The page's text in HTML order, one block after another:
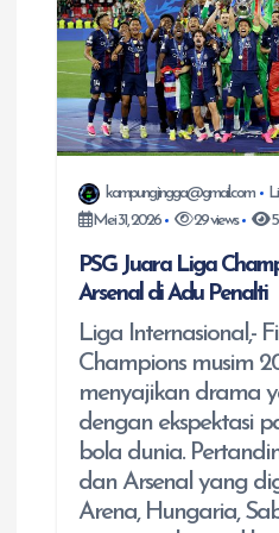
p
o
s
kampungjingga@gmail.com
Mei 31, 2026
29 views 5
PSG Juara Liga
Arsenal di Adu Penalti
Liga Internasional,-
Champions musim
menyajikan drama
dengan ekspektasi
bola dunia.
dan Arsenal yang
Arena, Hungaria,